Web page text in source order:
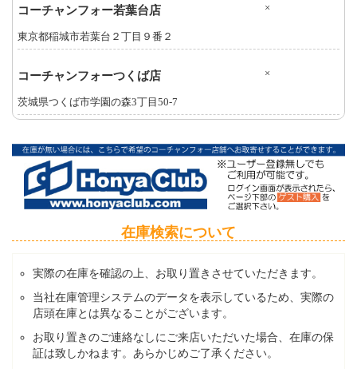
コーチャンフォー若葉台店 ×
東京都稲城市若葉台２丁目９番２
コーチャンフォーつくば店 ×
茨城県つくば市学園の森3丁目50-7
在庫検索について
実際の在庫を確認の上、お取り置きさせていただきます。
当社在庫管理システムのデータを表示しているため、実際の
店頭在庫とは異なることがございます。
お取り置きのご連絡なしにご来店いただいた場合、在庫の保
証は致しかねます。あらかじめご了承ください。